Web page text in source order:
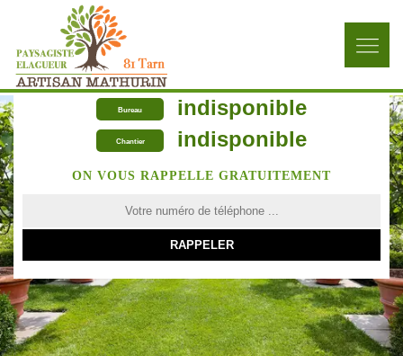
Bureau indisponible
Chantier indisponible
ON VOUS RAPPELLE GRATUITEMENT